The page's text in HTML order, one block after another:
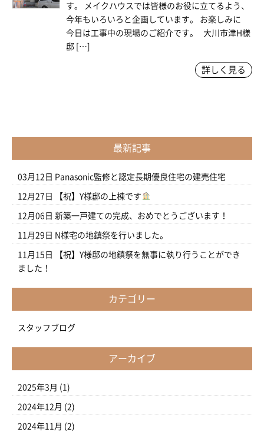
す。 メイクハウスでは皆様のお役に立てるよう、
今年もいろいろと企画しています。 お楽しみに
今日は工事中の現場のご紹介です。 大川市津H様
邸 […]
詳しく見る
最新記事
03月12日 Panasonic監修と認定長期優良住宅の建売住宅
12月27日 【祝】Y様邸の上棟です
12月06日 新築一戸建ての完成、おめでとうございます！
11月29日 N様宅の地鎮祭を行いました。
11月15日
【祝】Y様邸の地鎮祭を無事に執り行うことができ
ました！
カテゴリー
スタッフブログ
アーカイブ
2025年3月 (1)
2024年12月 (2)
2024年11月 (2)